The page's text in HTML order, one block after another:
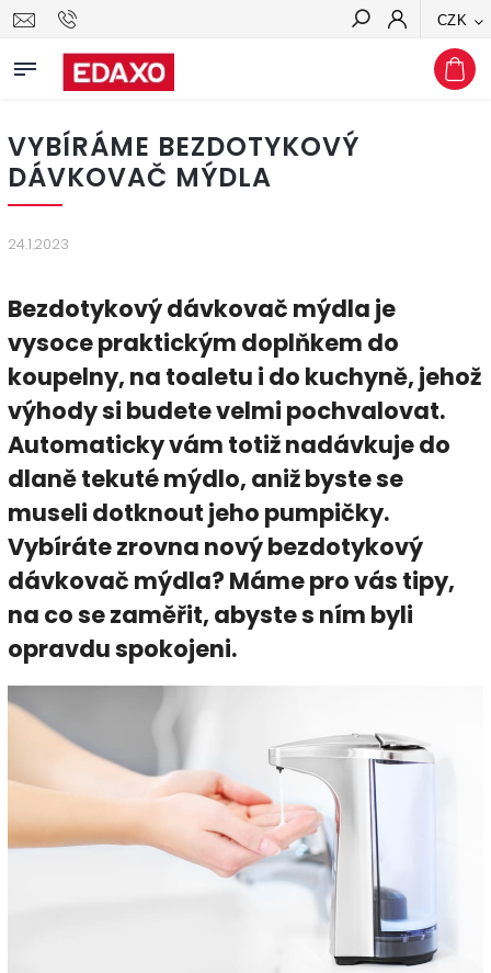
CZK
Hledat
VYBÍRÁME BEZDOTYKOVÝ
DÁVKOVAČ MÝDLA
24.1.2023
Bezdotykový dávkovač mýdla je
vysoce praktickým doplňkem do
koupelny, na toaletu i do kuchyně, jehož
výhody si budete velmi pochvalovat.
Automaticky vám totiž nadávkuje do
dlaně tekuté mýdlo, aniž byste se
museli dotknout jeho pumpičky.
Vybíráte zrovna nový bezdotykový
dávkovač mýdla? Máme pro vás tipy,
na co se zaměřit, abyste s ním byli
opravdu spokojeni.